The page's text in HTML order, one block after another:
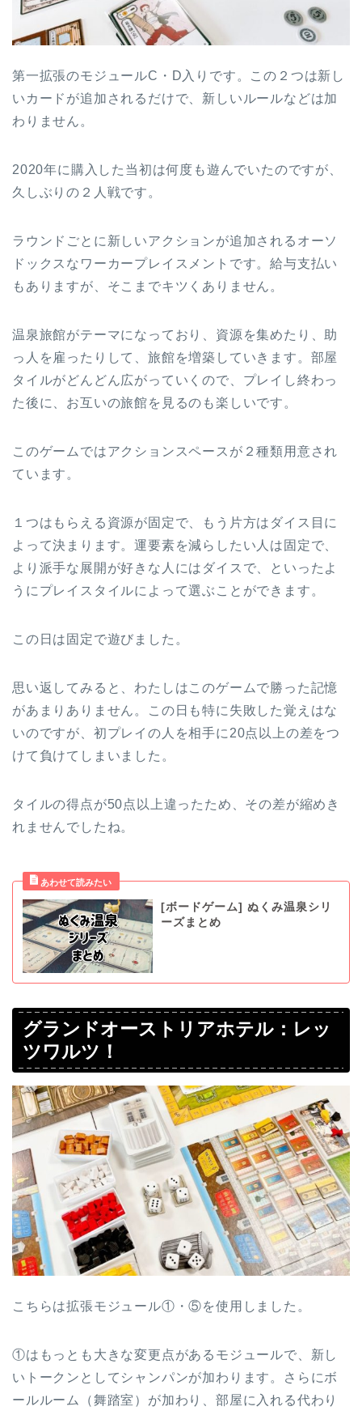
第一拡張のモジュールC・D入りです。この２つは新し
いカードが追加されるだけで、新しいルールなどは加
わりません。
2020年に購入した当初は何度も遊んでいたのですが、
久しぶりの２人戦です。
ラウンドごとに新しいアクションが追加されるオーソ
ドックスなワーカープレイスメントです。給与支払い
もありますが、そこまでキツくありません。
温泉旅館がテーマになっており、資源を集めたり、助
っ人を雇ったりして、旅館を増築していきます。部屋
タイルがどんどん広がっていくので、プレイし終わっ
た後に、お互いの旅館を見るのも楽しいです。
このゲームではアクションスペースが２種類用意され
ています。
１つはもらえる資源が固定で、もう片方はダイス目に
よって決まります。運要素を減らしたい人は固定で、
より派手な展開が好きな人にはダイスで、といったよ
うにプレイスタイルによって選ぶことができます。
この日は固定で遊びました。
思い返してみると、わたしはこのゲームで勝った記憶
があまりありません。この日も特に失敗した覚えはな
いのですが、初プレイの人を相手に20点以上の差をつ
けて負けてしまいました。
タイルの得点が50点以上違ったため、その差が縮めき
れませんでしたね。
[ボードゲーム] ぬくみ温泉シリ
ーズまとめ
グランドオーストリアホテル：レッ
ツワルツ！
こちらは拡張モジュール①・⑤を使用しました。
①はもっとも大きな変更点があるモジュールで、新し
いトークンとしてシャンパンが加わります。さらにボ
ールルーム（舞踏室）が加わり、部屋に入れる代わり